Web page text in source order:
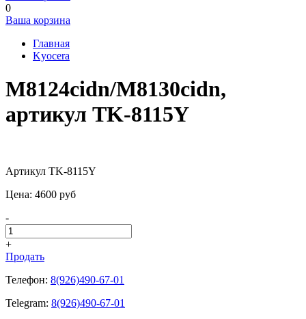
0
Ваша корзина
Главная
Kyocera
M8124cidn/M8130cidn,
артикул TK-8115Y
Артикул TK-8115Y
Цена: 4600 pуб
-
+
Продать
Телефон: 8(926)490-67-01
Telegram: 8(926)490-67-01